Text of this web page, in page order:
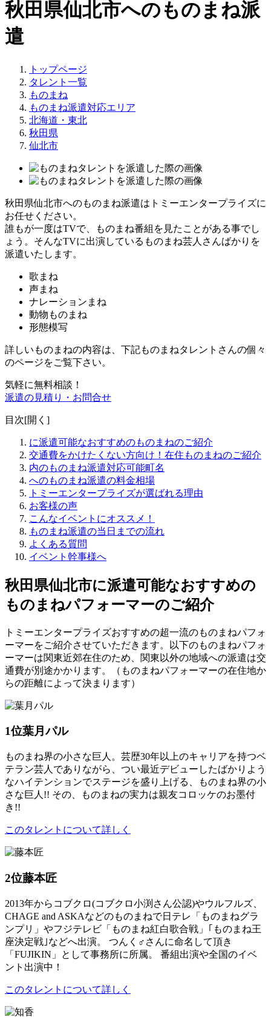
秋田県仙北市へのものまね派
遣
トップページ
タレント一覧
ものまね
ものまね派遣対応エリア
北海道・東北
秋田県
仙北市
秋田県仙北市へのものまね派遣はトミーエンタープライズに
お任せください。
誰もが一度はTVで、ものまね番組を見たことがある事でし
ょう。そんなTVに出演しているものまね芸人さんばかりを
派遣いたします。
歌まね
声まね
ナレーションまね
動物ものまね
形態模写
詳しいものまねの内容は、下記ものまねタレントさんの個々
のページをご覧下さい。
気軽に無料相談！
派遣の見積り・お問合せ
目次[開く ]
に派遣可能なおすすめのものまねのご紹介
交通費をかけたくない方向け！在住ものまねのご紹介
内のものまね派遣対応可能町名
へのものまね派遣の料金相場
トミーエンタープライズが選ばれる理由
お客様の声
こんなイベントにオススメ！
ものまね派遣の当日までの流れ
よくある質問
イベント幹事様へ
秋田県仙北市に派遣可能なおすすめの
ものまねパフォーマーのご紹介
トミーエンタープライズおすすめの超一流のものまねパフォ
ーマーをご紹介させていただきます。以下のものまねパフォ
ーマーは関東近郊在住のため、関東以外の地域への派遣は交
通費が別途かかります。（ものまねパフォーマーの在住地か
らの距離によって決まります）
1位葉月パル
ものまね界の小さな巨人。芸歴30年以上のキャリアを持つベ
テラン芸人でありながら、つい最近デビューしたばかりよう
なハイテンションでステージを盛り上げる、ものまね界の小
さな巨人!! その、ものまねの実力は親友コロッケのお墨付
き!!
このタレントについて詳しく
2位藤本匠
2013年からコブクロ(コブクロ小渕さん公認)やウルフルズ、
CHAGE and ASKAなどのものまねで日テレ「ものまねグラ
ンプリ」やフジテレビ「ものまね紅白歌合戦」｢ものまね王
座決定戦｣などへ出演。 つんく♂さんに命名して頂き
「FUJIKIN」として事務所に所属。 番組出演や全国のイベ
ント出演中！
このタレントについて詳しく